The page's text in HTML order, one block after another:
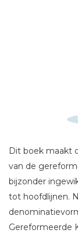
Dit boek maakt
van de
bijzonder
tot hoofdlijnen.
Gereformeerde
Schrijf
Bericht *